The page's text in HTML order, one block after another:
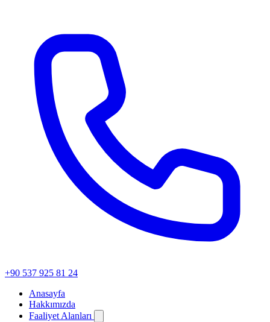
+90 537 925 81 24
Anasayfa
Hakkımızda
Faaliyet Alanları